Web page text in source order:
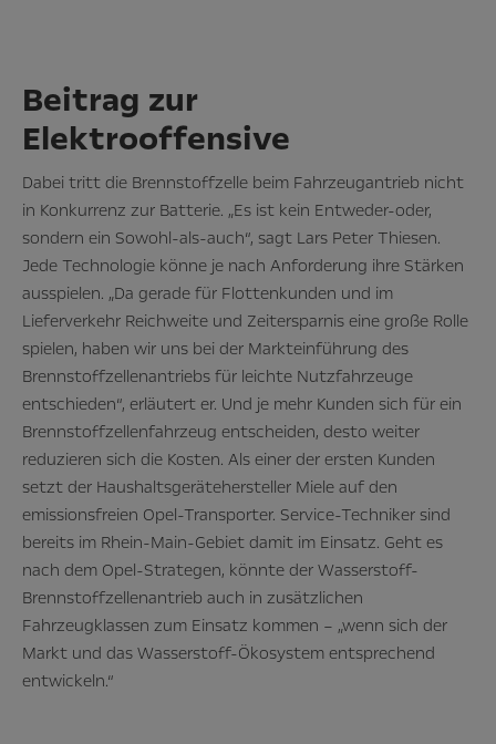
Beitrag zur
Elektrooffensive
Dabei tritt die Brennstoffzelle beim Fahrzeugantrieb nicht
in Konkurrenz zur Batterie. „Es ist kein Entweder-oder,
sondern ein Sowohl-als-auch“, sagt Lars Peter Thiesen.
Jede Technologie könne je nach Anforderung ihre Stärken
ausspielen. „Da gerade für Flottenkunden und im
Lieferverkehr Reichweite und Zeitersparnis eine große Rolle
spielen, haben wir uns bei der Markteinführung des
Brennstoffzellenantriebs für leichte Nutzfahrzeuge
entschieden“, erläutert er. Und je mehr Kunden sich für ein
Brennstoffzellenfahrzeug entscheiden, desto weiter
reduzieren sich die Kosten. Als einer der ersten Kunden
setzt der Haushaltsgerätehersteller Miele auf den
emissionsfreien Opel-Transporter. Service-Techniker sind
bereits im Rhein-Main-Gebiet damit im Einsatz. Geht es
nach dem Opel-Strategen, könnte der Wasserstoff-
Brennstoffzellenantrieb auch in zusätzlichen
Fahrzeugklassen zum Einsatz kommen – „wenn sich der
Markt und das Wasserstoff-Ökosystem entsprechend
entwickeln.“